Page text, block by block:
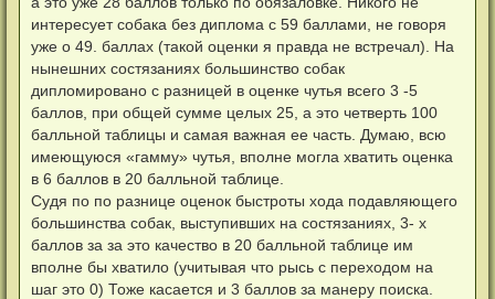
интересует собака без диплома с 59 баллами, не говоря
уже о 49. баллах (такой оценки я правда не встречал). На
нынешних состязаниях большинство собак
дипломировано с разницей в оценке чутья всего 3 -5
баллов, при общей сумме целых 25, а это четверть 100
балльной таблицы и самая важная ее часть. Думаю, всю
имеющуюся «гамму» чутья, вполне могла хватить оценка
в 6 баллов в 20 балльной таблице.
Судя по по разнице оценок быстроты хода подавляющего
большинства собак, выступивших на состязаниях, 3- х
баллов за за это качество в 20 балльной таблице им
вполне бы хватило (учитывая что рысь с переходом на
шаг это 0) Тоже касается и 3 баллов за манеру поиска.